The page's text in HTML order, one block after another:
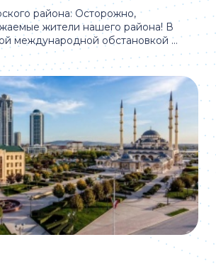
района: Осторожно,
жители нашего района! В
международной обстановкой ...